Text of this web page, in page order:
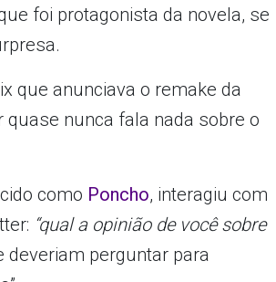
foi protagonista da novela, se
que anunciava o remake da
nunca fala nada sobre o
como Poncho, interagiu com
“qual a opinião de você sobre
deveriam perguntar para